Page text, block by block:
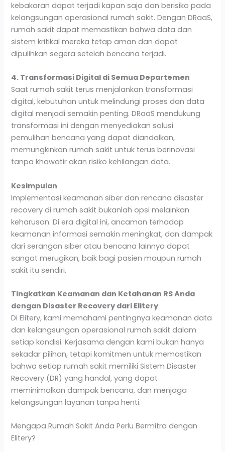
kebakaran dapat terjadi kapan saja dan berisiko pada
kelangsungan operasional rumah sakit. Dengan DRaaS,
rumah sakit dapat memastikan bahwa data dan
sistem kritikal mereka tetap aman dan dapat
dipulihkan segera setelah bencana terjadi.
4. Transformasi Digital di Semua Departemen
Saat rumah sakit terus menjalankan transformasi
digital, kebutuhan untuk melindungi proses dan data
digital menjadi semakin penting. DRaaS mendukung
transformasi ini dengan menyediakan solusi
pemulihan bencana yang dapat diandalkan,
memungkinkan rumah sakit untuk terus berinovasi
tanpa khawatir akan risiko kehilangan data.
Kesimpulan
Implementasi keamanan siber dan rencana disaster
recovery di rumah sakit bukanlah opsi melainkan
keharusan. Di era digital ini, ancaman terhadap
keamanan informasi semakin meningkat, dan dampak
dari serangan siber atau bencana lainnya dapat
sangat merugikan, baik bagi pasien maupun rumah
sakit itu sendiri.
Tingkatkan Keamanan dan Ketahanan RS Anda
dengan Disaster Recovery dari Elitery
Di Elitery, kami memahami pentingnya keamanan data
dan kelangsungan operasional rumah sakit dalam
setiap kondisi. Kerjasama dengan kami bukan hanya
sekadar pilihan, tetapi komitmen untuk memastikan
bahwa setiap rumah sakit memiliki Sistem Disaster
Recovery (DR) yang handal, yang dapat
meminimalkan dampak bencana, dan menjaga
kelangsungan layanan tanpa henti.
Mengapa Rumah Sakit Anda Perlu Bermitra dengan
Elitery?